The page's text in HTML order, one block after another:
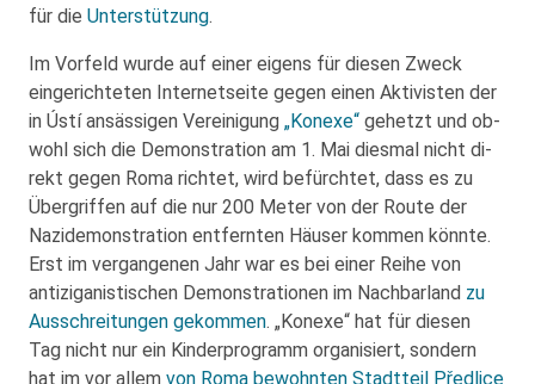
für die Unterstützung.
Im Vorfeld wurde auf einer eigens für diesen Zweck
eingerichteten Internetseite gegen einen Aktivisten der
in Ústí ansässigen Vereinigung „Konexe“ gehetzt und ob­
wohl sich die Demons­tra­ti­on am 1. Mai dies­mal nicht di­
rekt gegen Ro­ma rich­tet, wird befürchtet, dass es zu
Übergriffen auf die nur 200 Meter von der Route der
Nazidemonstration entfernten Häuser kommen könnte.
Erst im vergangenen Jahr war es bei einer Reihe von
antiziganistischen Demonstrationen im Nachbarland zu
Ausschreitungen gekommen. „Konexe“ hat für diesen
Tag nicht nur ein Kinderprogramm organisiert, sondern
hat im vor allem von Roma bewohnten Stadtteil Předlice